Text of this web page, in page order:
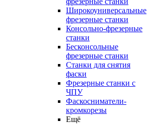
Широкоуниверсальные
фрезерные станки
Консольно-фрезерные
станки
Бесконсольные
фрезерные станки
Станки для снятия
фаски
Фрезерные станки с
ЧПУ
Фаскосниматели-
кромкорезы
Ещё